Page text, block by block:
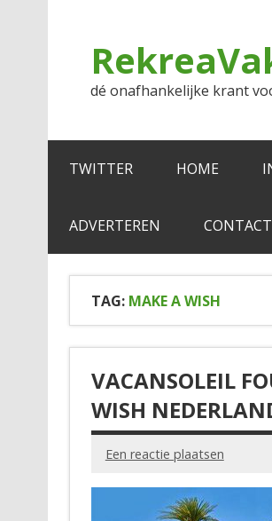
dé onafhankelijke krant
TWITTER HOME
ADVERTEREN CONTACT
TAG: MAKE A WISH
VACANSOLEIL
WISH
Een reactie plaatsen